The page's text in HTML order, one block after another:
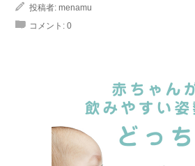
投稿者: menamu
コメント: 0